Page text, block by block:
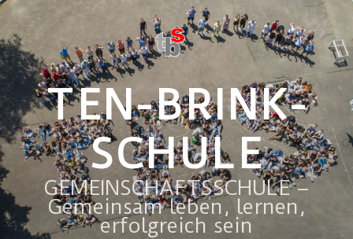
Zum
Inhalt
springen
TEN-BRINK-
SCHULE
GEMEINSCHAFTSSCHULE –
Gemeinsam leben, lernen,
erfolgreich sein